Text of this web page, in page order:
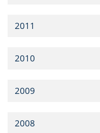
2011
2010
2009
2008